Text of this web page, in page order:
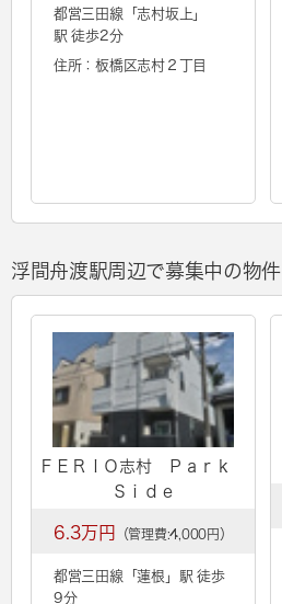
都営三田線「 志村坂上 」
駅 徒歩2分
住所：板橋区志村２丁目
浮間舟渡駅周辺で募集中の物件
ＦＥＲＩＯ志村 Ｐａｒｋ
Ｓｉｄｅ
6.3万円 （管理費:4,000円）
都営三田線「蓮根 」駅 徒歩
9分